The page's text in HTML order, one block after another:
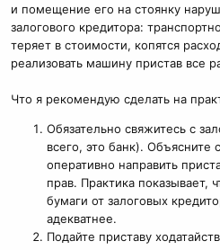
и помещение его на стоянку
залогового кредитора:
теряет в стоимости, копятся
реализовать машину пристав все
Что я рекомендую сделать на
Обязательно свяжитесь с
всего, это банк). Объясните
оперативно направить
прав. Практика показывает,
бумаги от залоговых
адекватнее.
Подайте приставу